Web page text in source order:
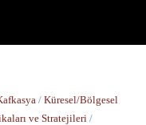
/ Küresel/Bölgesel
ve Stratejileri/